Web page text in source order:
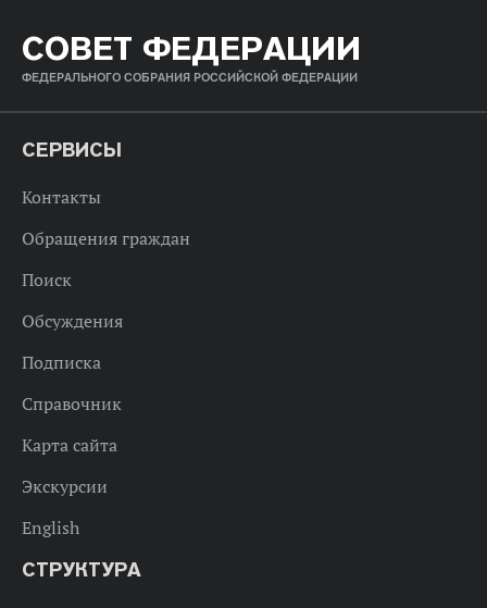
СОВЕТ ФЕДЕРАЦИИ
ФЕДЕРАЛЬНОГО СОБРАНИЯ РОССИЙСКОЙ ФЕДЕРАЦИИ
СЕРВИСЫ
Контакты
Обращения граждан
Поиск
Обсуждения
Подписка
Справочник
Карта сайта
Экскурсии
English
СТРУКТУРА